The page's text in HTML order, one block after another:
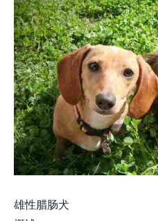
雄性腊肠犬